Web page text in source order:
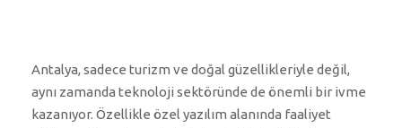
Antalya, sadece turizm ve doğal güzellikleriyle değil,
aynı zamanda teknoloji sektöründe de önemli bir ivme
kazanıyor. Özellikle özel yazılım alanında faaliyet